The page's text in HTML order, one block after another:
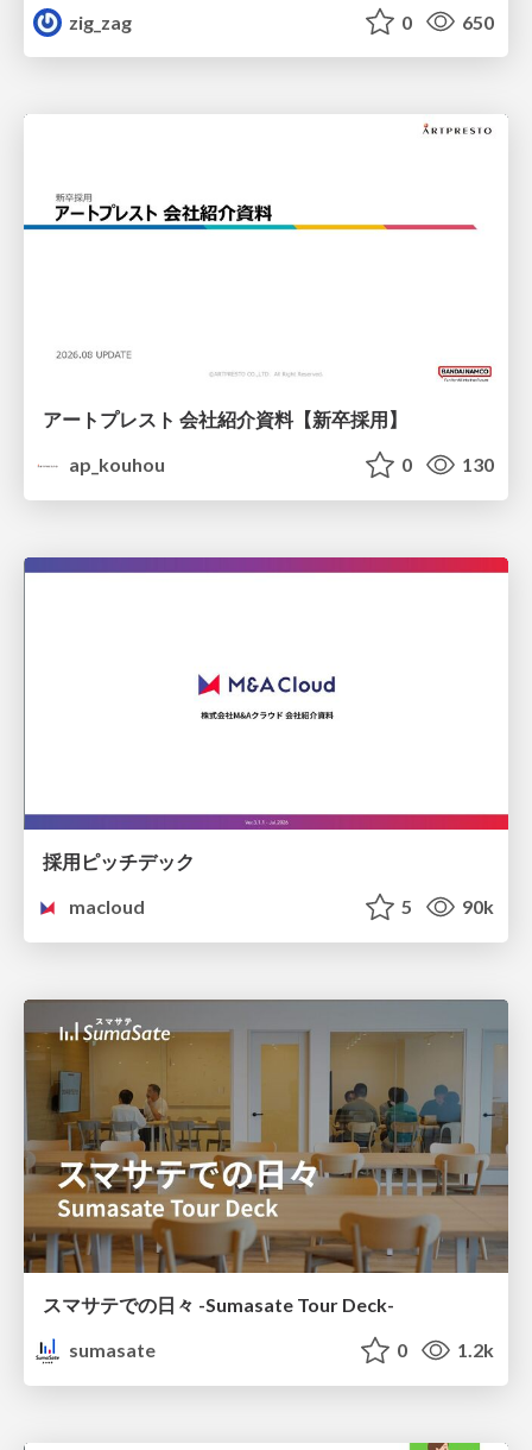
zig_zag
0 650
アートプレスト 会社紹介資料【新卒採用】
ap_kouhou
0 130
採用ピッチデック
macloud
5 90k
スマサテでの日々 -Sumasate Tour Deck-
sumasate
0 1.2k